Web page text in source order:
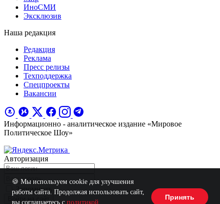
ИноСМИ
Эксклюзив
Наша редакция
Редакция
Реклама
Пресс релизы
Техподдержка
Спецпроекты
Вакансии
Информационно - аналитическое издание «Мировое
Политическое Шоу»
Авторизация
Запомнить
🍪 Мы используем cookie для улучшения
работы сайта. Продолжая использовать сайт,
вы соглашаетесь с политикой
Принять